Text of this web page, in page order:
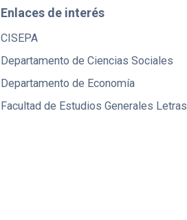
Enlaces de interés
CISEPA
Departamento de Ciencias Sociales
Departamento de Economía
Facultad de Estudios Generales Letras